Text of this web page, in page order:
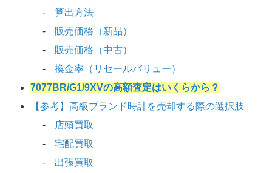
算出方法
販売価格（新品）
販売価格（中古）
換金率（リセールバリュー）
7077BR/G1/9XVの高額査定はいくらから？
【参考】高級ブランド時計を売却する際の選択肢
店頭買取
宅配買取
出張買取